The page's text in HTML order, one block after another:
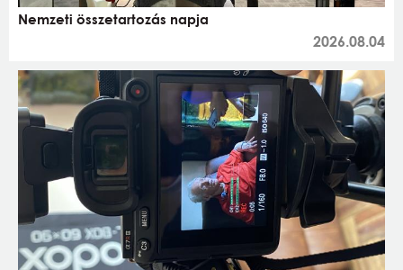
Nemzeti összetartozás napja
2026.08.04